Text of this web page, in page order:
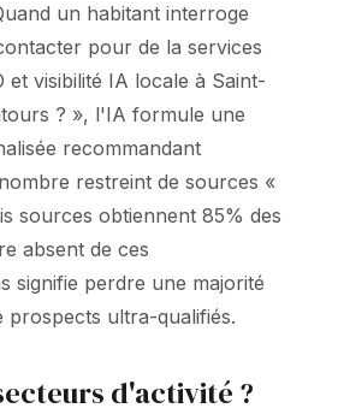
un habitant interroge
pour de la services
et visibilité IA locale à Saint-
? », l'IA formule une
recommandant
restreint de sources «
sources obtiennent 85% des
absent de ces
signifie perdre une majorité
prospects ultra-qualifiés.
d'activité ?